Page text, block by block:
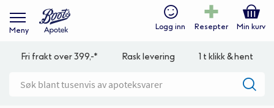
Meny Logg inn Resepter Min kurv
Fri frakt over 399,-* Rask levering 1 t klikk & hent